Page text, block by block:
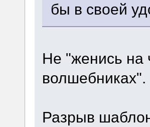
бы в своей
Не "женись на
волшебниках".
Разрыв